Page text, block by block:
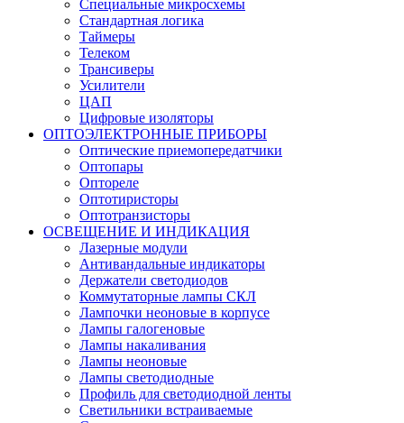
Специальные микросхемы
Стандартная логика
Таймеры
Телеком
Трансиверы
Усилители
ЦАП
Цифровые изоляторы
ОПТОЭЛЕКТРОННЫЕ ПРИБОРЫ
Оптические приемопередатчики
Оптопары
Оптореле
Оптотиристоры
Оптотранзисторы
ОСВЕЩЕНИЕ И ИНДИКАЦИЯ
Лазерные модули
Антивандальные индикаторы
Держатели светодиодов
Коммутаторные лампы СКЛ
Лампочки неоновые в корпусе
Лампы галогеновые
Лампы накаливания
Лампы неоновые
Лампы светодиодные
Профиль для светодиодной ленты
Светильники встраиваемые